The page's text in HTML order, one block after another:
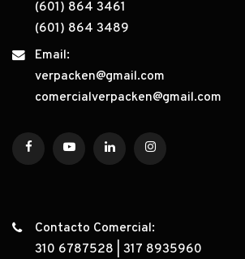
(601) 864 3461
(601) 864 3489
Email:
verpacken@gmail.com
comercialverpacken@gmail.com
Contacto Comercial:
310 6787528
317 8935960